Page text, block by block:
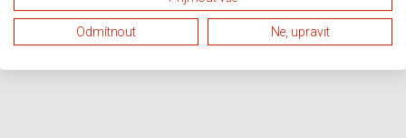
Odmítnout Ne, upravit